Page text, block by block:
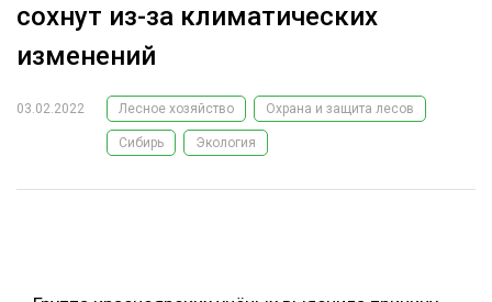
ЛЕСНОЕ ХОЗЯЙСТВО
ЛЕСОЗАГОТОВКА
ОБРАБОТКА ДРЕВЕСИНЫ
ЭКСПЕРТНОЕ МНЕНИЕ
сохнут из-за климатических
изменений
03.02.2022 Лесное хозяйство Охрана и защита лесов
Сибирь Экология